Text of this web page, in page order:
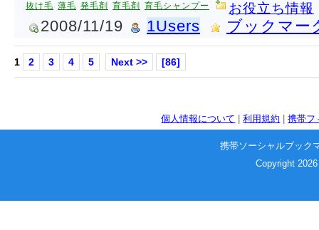
抜け毛 薄毛 発毛剤 育毛剤 育毛シャンプー お役立ち情報
2008/11/19 1Users ブックマー
1 2 3 4 5 Next >> [86]
個人情報について |利用規約 |携帯フ
携帯ソーシャルブック
Copyright